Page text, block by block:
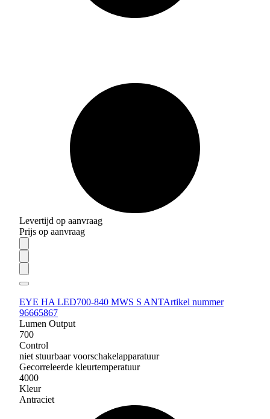
Levertijd op aanvraag
Prijs op aanvraag
EYE HA LED700-840 MWS S ANTArtikel nummer
96665867
Lumen Output
700
Control
niet stuurbaar voorschakelapparatuur
Gecorreleerde kleurtemperatuur
4000
Kleur
Antraciet